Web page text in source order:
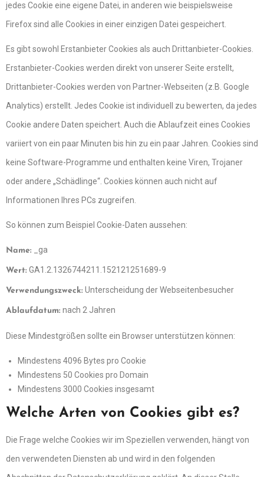
jedes Cookie eine eigene Datei, in anderen wie beispielsweise
Firefox sind alle Cookies in einer einzigen Datei gespeichert.
Es gibt sowohl Erstanbieter Cookies als auch Drittanbieter-Cookies.
Erstanbieter-Cookies werden direkt von unserer Seite erstellt,
Drittanbieter-Cookies werden von Partner-Webseiten (z.B. Google
Analytics) erstellt. Jedes Cookie ist individuell zu bewerten, da jedes
Cookie andere Daten speichert. Auch die Ablaufzeit eines Cookies
variiert von ein paar Minuten bis hin zu ein paar Jahren. Cookies sind
keine Software-Programme und enthalten keine Viren, Trojaner
oder andere „Schädlinge“. Cookies können auch nicht auf
Informationen Ihres PCs zugreifen.
So können zum Beispiel Cookie-Daten aussehen:
Name: _ga
Wert: GA1.2.1326744211.152121251689-9
Verwendungszweck: Unterscheidung der Webseitenbesucher
Ablaufdatum: nach 2 Jahren
Diese Mindestgrößen sollte ein Browser unterstützen können:
Mindestens 4096 Bytes pro Cookie
Mindestens 50 Cookies pro Domain
Mindestens 3000 Cookies insgesamt
Welche Arten von Cookies gibt es?
Die Frage welche Cookies wir im Speziellen verwenden, hängt von
den verwendeten Diensten ab und wird in den folgenden